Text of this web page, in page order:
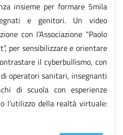
insieme per formare 5mila
e genitori. Un video
con l’Associazione “Paolo
per sensibilizzare e orientare
il cyberbullismo, con
operatori sanitari, insegnanti
di scuola con esperienze
l’utilizzo della realtà virtuale: